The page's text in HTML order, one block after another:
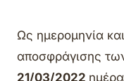
Ως ημερομηνία
αποσφράγισης
21/03/2022 ημέρα